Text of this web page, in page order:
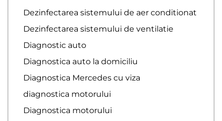
Dezinfectarea sistemului de aer conditionat
Dezinfectarea sistemului de ventilatie
Diagnostic auto
Diagnostica auto la domiciliu
Diagnostica Mercedes cu viza
diagnostica motorului
Diagnostica motorului